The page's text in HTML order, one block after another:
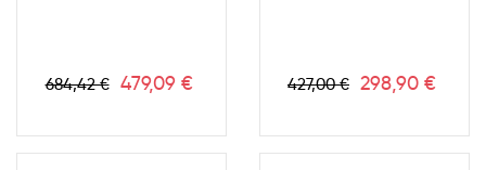
Prix
684,42 € Prix
479,09 € Prix
427,00 € Prix
298,90 €